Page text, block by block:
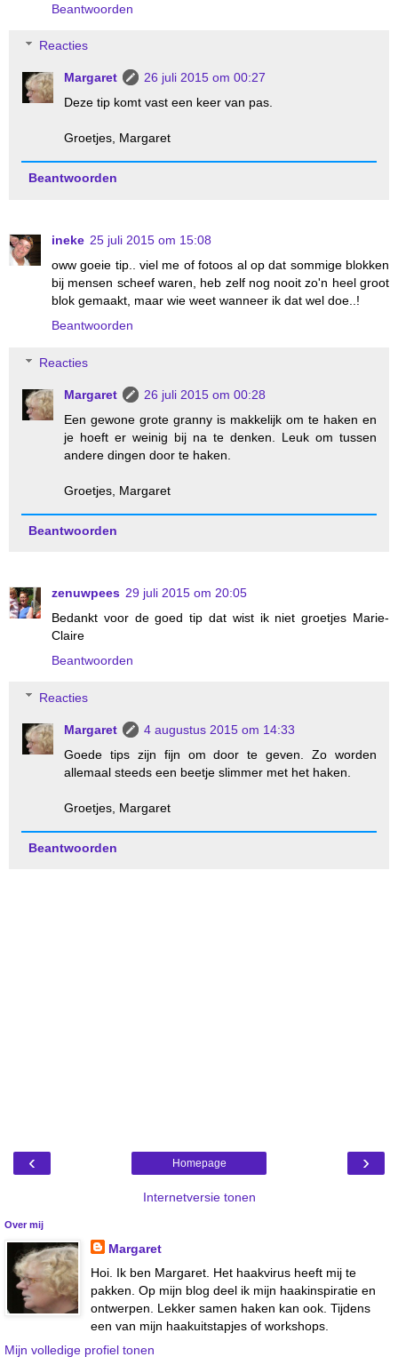
Beantwoorden
Reacties
Margaret
26 juli 2015 om 00:27
Deze tip komt vast een keer van pas.
Groetjes, Margaret
Beantwoorden
ineke 25 juli 2015 om 15:08
oww goeie tip.. viel me of fotoos al op dat sommige blokken
bij mensen scheef waren, heb zelf nog nooit zo'n heel groot
blok gemaakt, maar wie weet wanneer ik dat wel doe..!
Beantwoorden
Reacties
Margaret
26 juli 2015 om 00:28
Een gewone grote granny is makkelijk om te haken en
je hoeft er weinig bij na te denken. Leuk om tussen
andere dingen door te haken.
Groetjes, Margaret
Beantwoorden
zenuwpees 29 juli 2015 om 20:05
Bedankt voor de goed tip dat wist ik niet groetjes Marie-
Claire
Beantwoorden
Reacties
Margaret
4 augustus 2015 om 14:33
Goede tips zijn fijn om door te geven. Zo worden
allemaal steeds een beetje slimmer met het haken.
Groetjes, Margaret
Beantwoorden
‹ ›
Homepage
Internetversie tonen
Over mij
Margaret
Hoi. Ik ben Margaret. Het haakvirus heeft mij te
pakken. Op mijn blog deel ik mijn haakinspiratie en
ontwerpen. Lekker samen haken kan ook. Tijdens
een van mijn haakuitstapjes of workshops.
Mijn volledige profiel tonen